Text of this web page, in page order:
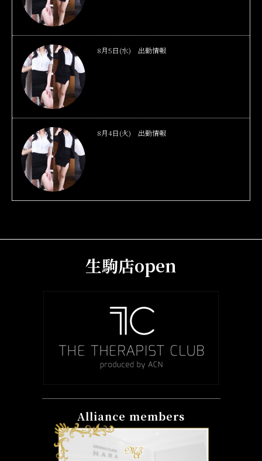
8月5日(水) 出勤情報
8月4日(火) 出勤情報
生駒店open
Alliance members